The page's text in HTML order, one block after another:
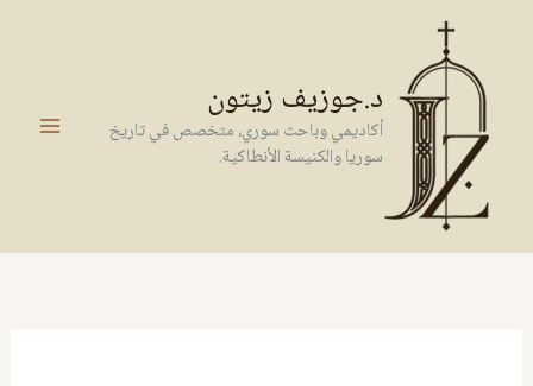
المحتوى
د.جوزيف زيتون
أكاديمي وباحث سوري، متخصص في تاريخ
سوريا والكنيسة الأنطاكية.